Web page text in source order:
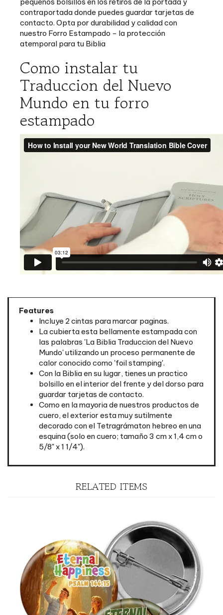
nuestro Forro Estampado - la protección
atemporal para tu Biblia
Como instalar tu
Traduccion del Nuevo
Mundo en tu forro
estampado
Incluye 2 cintas para marcar paginas.
La cubierta esta bellamente estampada con
las palabras 'La Biblia Traduccion del Nuevo
Mundo' utilizando un proceso permanente de
calor conocido como 'foil stamping'.
Con la Biblia en su lugar, tienes un practico
bolsillo en el interior del frente y del dorso para
guardar tarjetas de contacto.
Como en la mayoria de nuestros productos de
cuero, el exterior esta muy sutilmente
decorado con el Tetragrámaton hebreo en una
esquina (solo en cuero; tamaño 3 cm x 1,4 cm o
5/8" x 1 1/4").
RELATED ITEMS